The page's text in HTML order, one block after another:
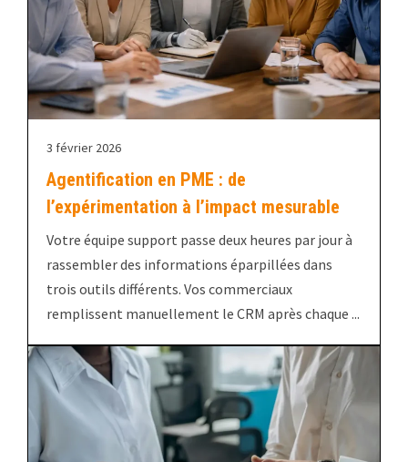
3 février 2026
Agentification en PME : de
l’expérimentation à l’impact mesurable
Votre équipe support passe deux heures par jour à
rassembler des informations éparpillées dans
trois outils différents. Vos commerciaux
remplissent manuellement le CRM après chaque ...